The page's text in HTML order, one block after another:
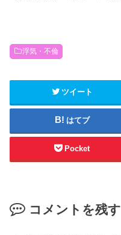
浮気・不倫
ツイート
はてブ
Pocket
コメントを残す